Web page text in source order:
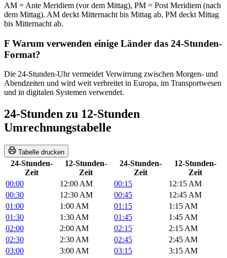
AM = Ante Meridiem (vor dem Mittag), PM = Post Meridiem (nach
dem Mittag). AM deckt Mitternacht bis Mittag ab, PM deckt Mittag
bis Mitternacht ab.
F Warum verwenden einige Länder das 24-Stunden-
Format?
Die 24-Stunden-Uhr vermeidet Verwirrung zwischen Morgen- und
Abendzeiten und wird weit verbreitet in Europa, im Transportwesen
und in digitalen Systemen verwendet.
24-Stunden zu 12-Stunden
Umrechnungstabelle
Tabelle drucken
24-Stunden-
Zeit
12-Stunden-
Zeit
24-Stunden-
Zeit
12-Stunden-
Zeit
00:00
12:00 AM 00:15
12:15 AM
00:30
12:30 AM 00:45
12:45 AM
01:00
1:00 AM 01:15
1:15 AM
01:30
1:30 AM 01:45
1:45 AM
02:00
2:00 AM 02:15
2:15 AM
02:30
2:30 AM 02:45
2:45 AM
03:00
3:00 AM 03:15
3:15 AM